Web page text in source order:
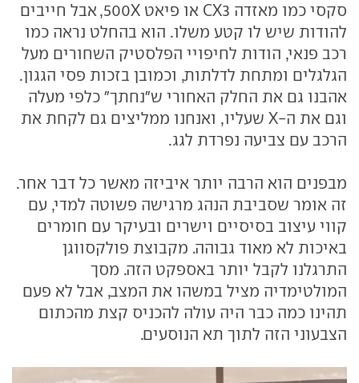
סקסי כמו מאזדה CX3 או פיאט 500X, אבל חייבים
להודות שיש לו קטע משלו. הוא בהחלט נראה כמו
רכב פנאי, הודות לחיפויי הפלסטיק השחורים מעל
הגלגלים ומתחת לדלתות, וכמובן בזכות פסי הגגון.
אהבנו גם את החלק האחורי ש"נחתך" כלפי מעלה
וגם את ה-X שעליו, ואנחנו ממליצים גם לקחת את
הרכב עם צביעה נפרדת לגג.
מבפנים הוא הרבה יותר איביזה מאשר כל דבר אחר.
זה אומר שסביבת הנהג מרגישה פשוטה למדי, עם
קווי עיצוב בסיסיים וישרים ובעיקר עם חומרים
באיכות לא מאוד גבוהה. מקבוצת פולקסווגן
התרגלנו לקבל יותר באספקט הזה. מסך
המולטימדיה מציל במשהו את המצב, אבל לא פעם
תהינו כמה כבר היה עולה להכניס קצת מהכתום
הצבעוני הזה לתוך תא הנוסעים.